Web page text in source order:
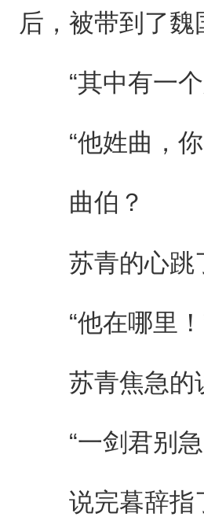
后，被带到了魏
“其中有一个
“他姓曲，你
曲伯？
苏青的心跳
“他在哪里！
苏青焦急的
“一剑君别急
说完暮辞指